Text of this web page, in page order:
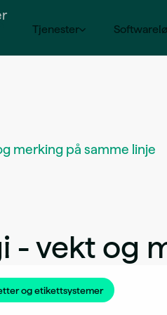
Tjenester
Rådgivning og planlegging
Etiketter og etikettsystemer
Selvkjørende roboter
merking på samme linje
- vekt og
og etikettsystemer